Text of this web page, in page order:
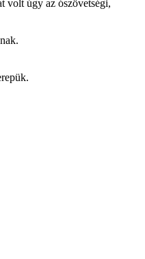
volt úgy az ószövetségi,